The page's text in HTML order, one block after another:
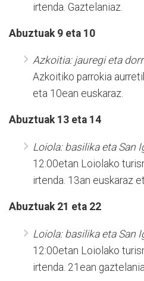
irtenda. Gaztelaniaz.
Abuztuak 9 eta 10
Azkoitia: jauregi eta
Azkoitiko parrokia
eta 10ean euskaraz.
Abuztuak 13 eta 14
Loiola: basilika eta San
12:00etan Loiolako
irtenda. 13an euskaraz
Abuztuak 21 eta 22
Loiola: basilika eta San
12:00etan Loiolako
irtenda. 21ean